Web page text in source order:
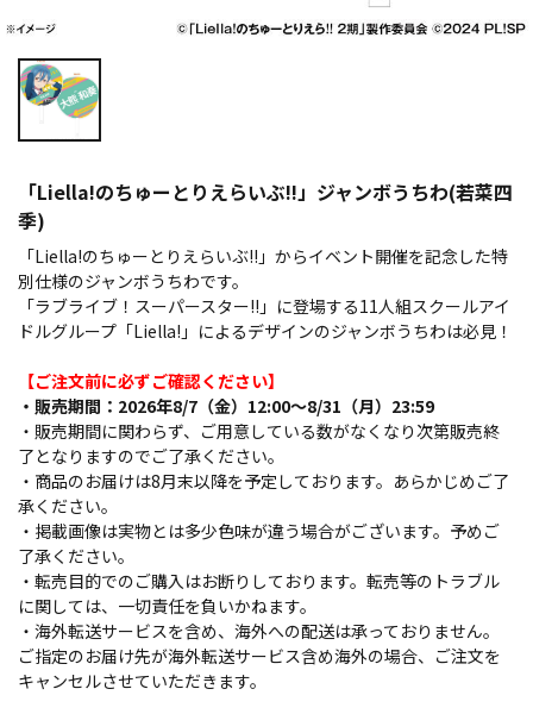
「Liella!のちゅーとりえらいぶ!!」ジャンボうちわ(若菜四
季)
「Liella!のちゅーとりえらいぶ!!」からイベント開催を記念した特
別仕様のジャンボうちわです。
「ラブライブ！スーパースター!!」に登場する11人組スクールアイ
ドルグループ「Liella!」によるデザインのジャンボうちわは必見！
【ご注文前に必ずご確認ください】
・販売期間：2026年8/7（金）12:00～8/31（月）23:59
・販売期間に関わらず、ご用意している数がなくなり次第販売終
了となりますのでご了承ください。
・商品のお届けは8月末以降を予定しております。あらかじめご了
承ください。
・掲載画像は実物とは多少色味が違う場合がございます。予めご
了承ください。
・転売目的でのご購入はお断りしております。転売等のトラブル
に関しては、一切責任を負いかねます。
・海外転送サービスを含め、海外への配送は承っておりません。
ご指定のお届け先が海外転送サービス含め海外の場合、ご注文を
キャンセルさせていただきます。